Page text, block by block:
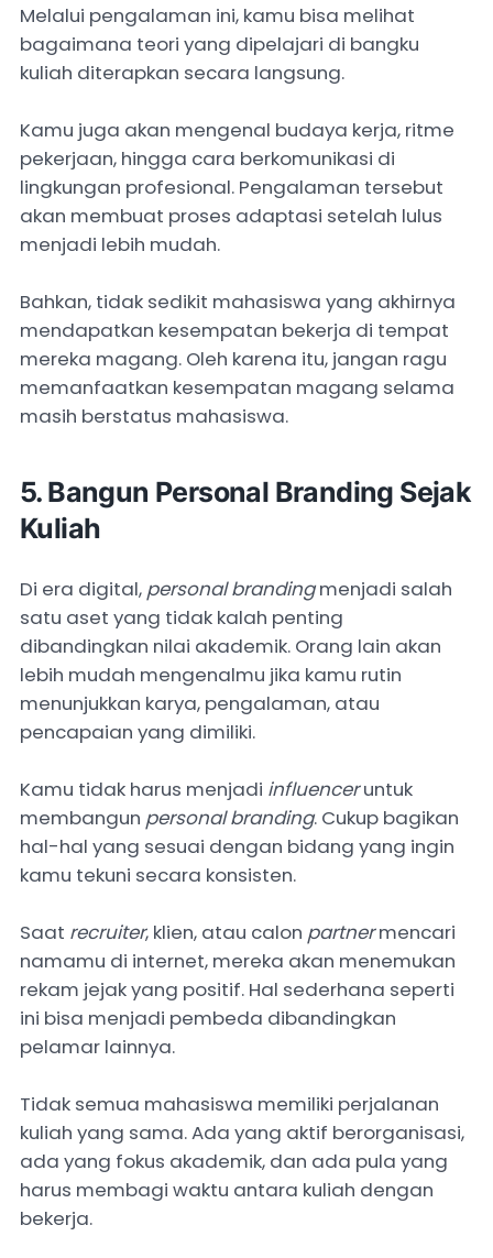
Melalui pengalaman ini, kamu bisa melihat
bagaimana teori yang dipelajari di bangku
kuliah diterapkan secara langsung.
Kamu juga akan mengenal budaya kerja, ritme
pekerjaan, hingga cara berkomunikasi di
lingkungan profesional. Pengalaman tersebut
akan membuat proses adaptasi setelah lulus
menjadi lebih mudah.
Bahkan, tidak sedikit mahasiswa yang akhirnya
mendapatkan kesempatan bekerja di tempat
mereka magang. Oleh karena itu, jangan ragu
memanfaatkan kesempatan magang selama
masih berstatus mahasiswa.
5. Bangun Personal Branding Sejak
Kuliah
Di era digital, personal brandingmenjadi salah
satu aset yang tidak kalah penting
dibandingkan nilai akademik. Orang lain akan
lebih mudah mengenalmu jika kamu rutin
menunjukkan karya, pengalaman, atau
pencapaian yang dimiliki.
Kamu tidak harus menjadi influenceruntuk
membangun personal branding. Cukup bagikan
hal-hal yang sesuai dengan bidang yang ingin
kamu tekuni secara konsisten.
Saat recruiter, klien, atau calon partnermencari
namamu di internet, mereka akan menemukan
rekam jejak yang positif. Hal sederhana seperti
ini bisa menjadi pembeda dibandingkan
pelamar lainnya.
Tidak semua mahasiswa memiliki perjalanan
kuliah yang sama. Ada yang aktif berorganisasi,
ada yang fokus akademik, dan ada pula yang
harus membagi waktu antara kuliah dengan
bekerja.